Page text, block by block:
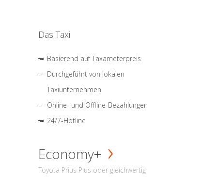
Das Taxi
Basierend auf Taxameterpreis
Durchgeführt von lokalen
Taxiunternehmen
Online- und Offline-Bezahlungen
24/7-Hotline
Economy+
Toyota Prius Plus oder gleichwertig